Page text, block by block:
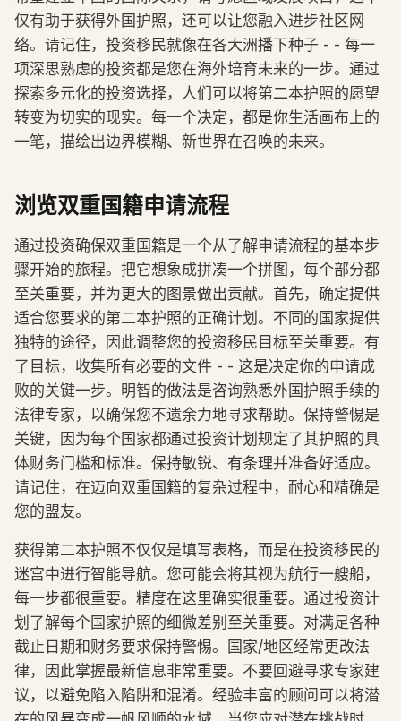
仅有助于获得外国护照，还可以让您融入进步社区网
络。请记住，投资移民就像在各大洲播下种子 - - 每一
项深思熟虑的投资都是您在海外培育未来的一步。通过
探索多元化的投资选择，人们可以将第二本护照的愿望
转变为切实的现实。每一个决定，都是你生活画布上的
一笔，描绘出边界模糊、新世界在召唤的未来。
浏览双重国籍申请流程
通过投资确保双重国籍是一个从了解申请流程的基本步
骤开始的旅程。把它想象成拼凑一个拼图，每个部分都
至关重要，并为更大的图景做出贡献。首先，确定提供
适合您要求的第二本护照的正确计划。不同的国家提供
独特的途径，因此调整您的投资移民目标至关重要。有
了目标，收集所有必要的文件 - - 这是决定你的申请成
败的关键一步。明智的做法是咨询熟悉外国护照手续的
法律专家，以确保您不遗余力地寻求帮助。保持警惕是
关键，因为每个国家都通过投资计划规定了其护照的具
体财务门槛和标准。保持敏锐、有条理并准备好适应。
请记住，在迈向双重国籍的复杂过程中，耐心和精确是
您的盟友。
获得第二本护照不仅仅是填写表格，而是在投资移民的
迷宫中进行智能导航。您可能会将其视为航行一艘船，
每一步都很重要。精度在这里确实很重要。通过投资计
划了解每个国家护照的细微差别至关重要。对满足各种
截止日期和财务要求保持警惕。国家/地区经常更改法
律，因此掌握最新信息非常重要。不要回避寻求专家建
议，以避免陷入陷阱和混淆。经验丰富的顾问可以将潜